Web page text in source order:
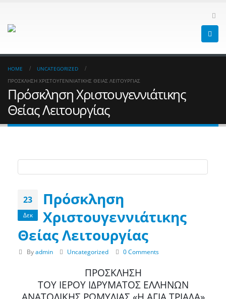
HOME
UNCATEGORIZED
ΠΡΌΣΚΛΗΣΗ ΧΡΙΣΤΟΥΓΕΝΝΙΆΤΙΚΗΣ ΘΕΊΑΣ ΛΕΙΤΟΥΡΓΊΑΣ
Πρόσκληση Χριστουγεννιάτικης
Θείας Λειτουργίας
23
Δεκ
Πρόσκληση
Χριστουγεννιάτικης
Θείας Λειτουργίας
Byadmin Uncategorized 0 Comments
ΠΡΟΣΚΛΗΣΗ
ΤΟΥ ΙΕΡΟΥ ΙΔΡΥΜΑΤΟΣ ΕΛΛΗΝΩΝ